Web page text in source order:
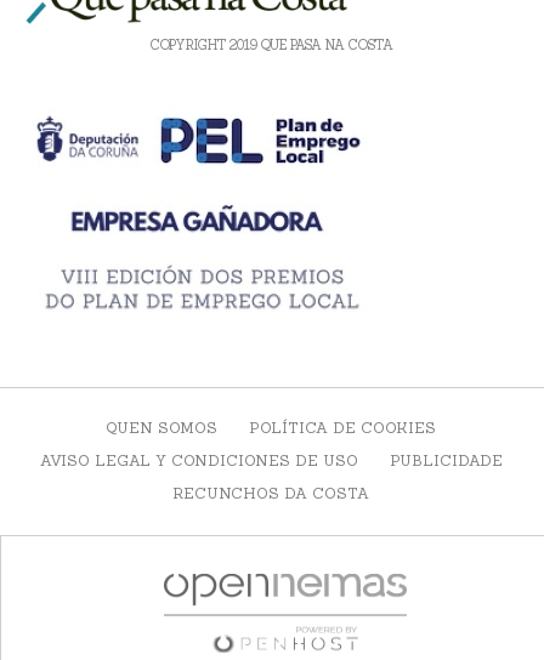
COPYRIGHT 2019 QUE PASA NA COSTA
QUEN SOMOS
POLÍTICA DE COOKIES
AVISO LEGAL Y CONDICIONES DE USO
PUBLICIDADE
RECUNCHOS DA COSTA